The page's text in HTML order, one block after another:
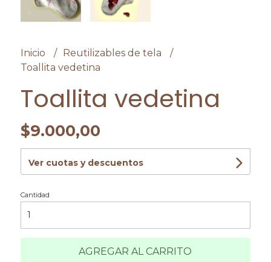
Inicio
Reutilizables de tela
Toallita vedetina
Toallita vedetina
$9.000,00
Ver cuotas y descuentos
Cantidad
AGREGAR AL CARRITO